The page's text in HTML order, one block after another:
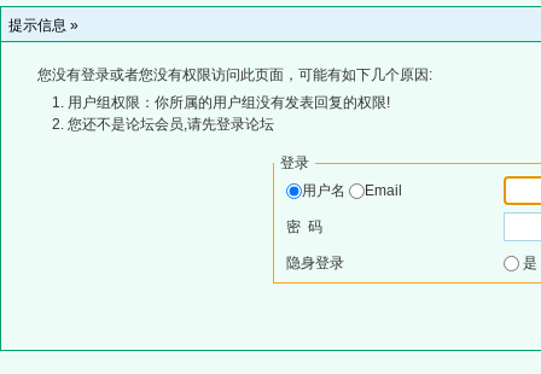
提示信息 »
您没有登录或者您没有权限访问此页面，可能有如下几个原因:
用户组权限：你所属的用户组没有发表回复的权限!
您还不是论坛会员,请先登录论坛
登录
用户名
Email
密 码
隐身登录